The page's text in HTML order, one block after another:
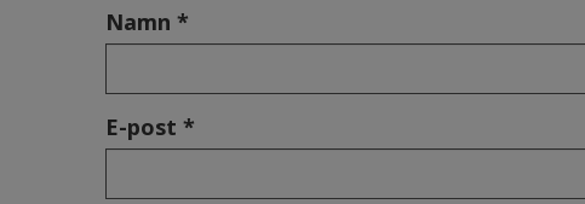
Namn *
E-post *